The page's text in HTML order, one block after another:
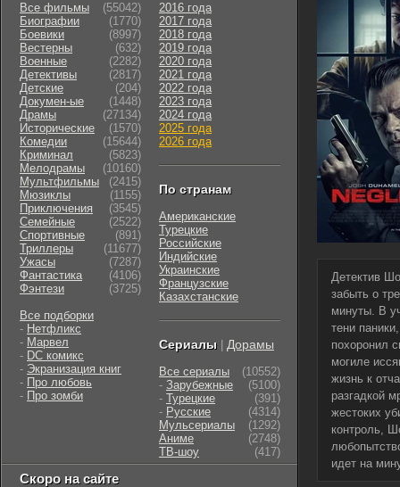
Детектив
забыть о
минуты. В
тени
похоронил
могиле
жизнь к
разгадкой
жестоких
контроль,
идет на
Все фильмы
(55042)
Биографии
(1770)
Боевики
(8997)
Вестерны
(632)
Военные
(2282)
Детективы
(2817)
Детские
(204)
Докумен-ые
(1448)
Драмы
(27134)
Исторические
(1570)
Комедии
(15644)
Криминал
(5823)
Мелодрамы
(10160)
Мультфильмы
(2415)
Мюзиклы
(1155)
Приключения
(3545)
Семейные
(2522)
Cпортивные
(891)
Триллеры
(11677)
Ужасы
(7287)
Фантастика
(4106)
Фэнтези
(3725)
Все подборки
- Нетфликс
- Марвел
- DC комикс
- Экранизация книг
- Про любовь
- Про зомби
2016 года
2017 года
2018 года
2019 года
2020 года
2021 года
2022 года
2023 года
2024 года
2025 года
2026 года
По странам
Американские
Турецкие
Российские
Индийские
Украинские
Французские
Казахстанские
Сериалы Дорамы
Все сериалы
(10552)
- Зарубежные
(5100)
- Турецкие
(391)
- Русские
(4314)
Мульсериалы
(1292)
Аниме
(2748)
ТВ-шоу
(417)
Скоро на сайте